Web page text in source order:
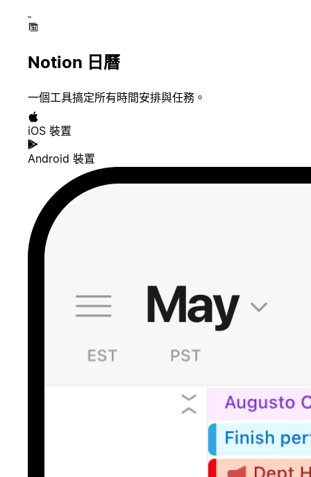
Notion 日曆
一個工具搞定所有時間安排與任務。
iOS 裝置
Android 裝置